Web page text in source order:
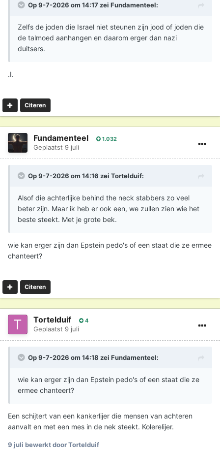
Op 9-7-2026 om 14:17 zei Fundamenteel:
Zelfs de joden die Israel niet steunen zijn jood of joden die
de talmoed aanhangen en daarom erger dan nazi
duitsers.
.I.
Citeren
Fundamenteel 1.032
Geplaatst 9 juli
Op 9-7-2026 om 14:16 zei Tortelduif:
Alsof die achterlijke behind the neck stabbers zo veel
beter zijn. Maar ik heb er ook een, we zullen zien wie het
beste steekt. Met je grote bek.
wie kan erger zijn dan Epstein pedo's of een staat die ze ermee
chanteert?
Citeren
Tortelduif 4
Geplaatst 9 juli
Op 9-7-2026 om 14:18 zei Fundamenteel:
wie kan erger zijn dan Epstein pedo's of een staat die ze
ermee chanteert?
Een schijtert van een kankerlijer die mensen van achteren
aanvalt en met een mes in de nek steekt. Kolerelijer.
9 juli bewerkt door Tortelduif